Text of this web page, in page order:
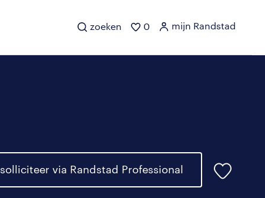
zoeken 0 mijn Randstad
solliciteer via Randstad Professional